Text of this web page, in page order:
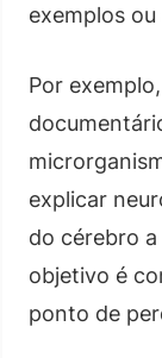
exemplos ou
Por
explicar
do cérebro
objetivo é
ponto de